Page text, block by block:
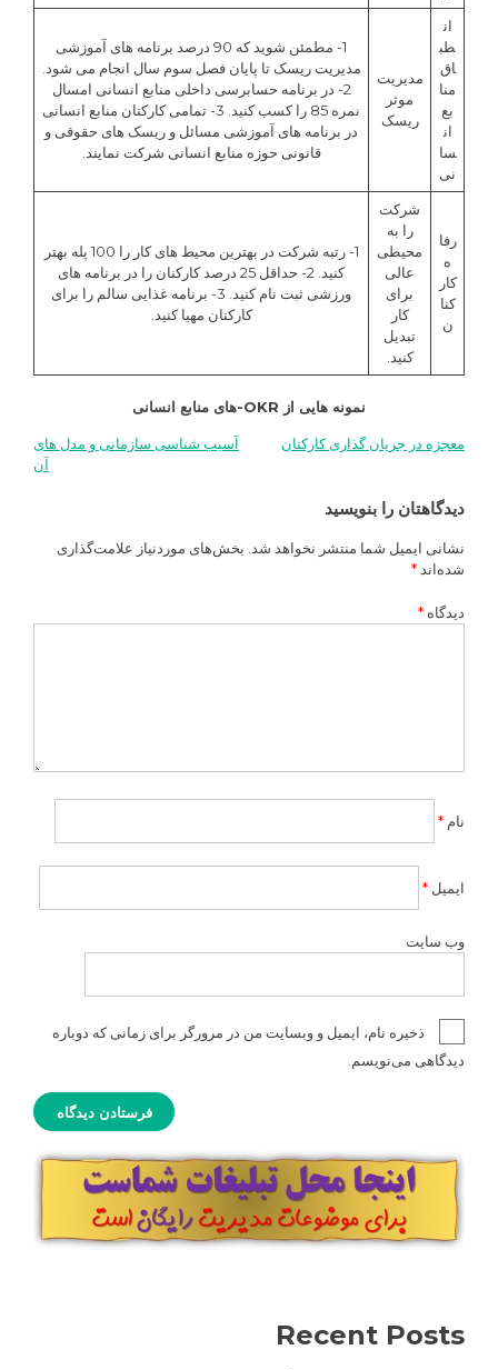
ان
طب
اق
منا
بع
ان
سا
نی
مدیریت
موثر
ریسک
1- مطمئن شوید که 90 درصد برنامه های آموزشی
مدیریت ریسک تا پایان فصل سوم سال انجام می شود.
2- در برنامه حسابرسی داخلی منابع انسانی امسال
نمره 85 را کسب کنید. 3- تمامی کارکنان منابع انسانی
در برنامه های آموزشی مسائل و ریسک های حقوقی و
قانونی حوزه منابع انسانی شرکت نمایند.
رفا
ه
کار
کنا
ن
شرکت
را به
محیطی
عالی
برای
کار
تبدیل
کنید.
1- رتبه شرکت در بهترین محیط های کار را 100 پله بهتر
کنید. 2- حداقل 25 درصد کارکنان را در برنامه های
ورزشی ثبت نام کنید. 3- برنامه غذایی سالم را برای
کارکنان مهیا کنید.
نمونه هایی از OKR-های منابع انسانی
راهبری
نوشته
معجزه در جریان گذاری کارکنان
آسیب شناسی سازمانی و مدل های
آن
دیدگاهتان را بنویسید
نشانی ایمیل شما منتشر نخواهد شد. بخش‌های موردنیاز علامت‌گذاری
شده‌اند*
دیدگاه *
نام *
ایمیل *
وب‌ سایت
ذخیره نام، ایمیل و وبسایت من در مرورگر برای زمانی که دوباره
دیدگاهی می‌نویسم.
Recent Posts